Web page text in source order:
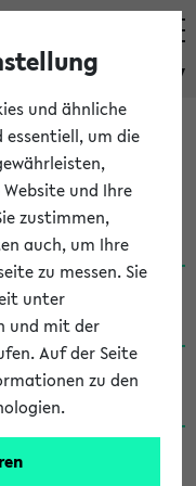
eKVV
/ B.A.
/ B.A.
/ B.A.
/ Ba
und ähnliche
essentiell, um die
und Ihre
zustimmen,
auch, um Ihre
zu messen. Sie
unter
und mit der
Auf der Seite
zu den